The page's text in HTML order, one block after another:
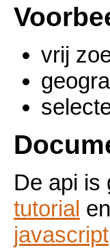
vrij
De api is
tutorial en
javascript